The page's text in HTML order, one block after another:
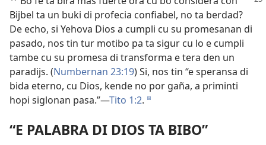
Bijbel ta un buki di profecia confiabel, no ta berdad?
De echo, si Yehova Dios a cumpli cu su promesanan di
pasado, nos tin tur motibo pa ta sigur cu lo e cumpli
tambe cu su promesa di transforma e tera den un
paradijs. (Numbernan 23:19) Si, nos tin “e speransa di
bida eterno, cu Dios, kende no por gaña, a priminti
hopi siglonan pasa.”—Tito 1:2. d
“E PALABRA DI DIOS TA BIBO”